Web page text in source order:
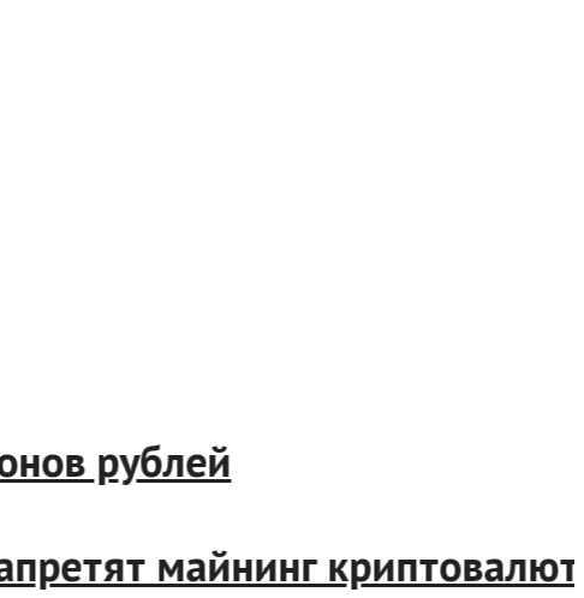
рублей
запретят майнинг